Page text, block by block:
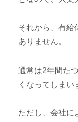
それから、有給
ありません。
通常は2年間た
くなってしまい
ただし、会社に